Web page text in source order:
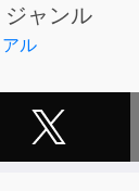
こると著者は言
と思われていた
を説く、これま
ジャンル
ル